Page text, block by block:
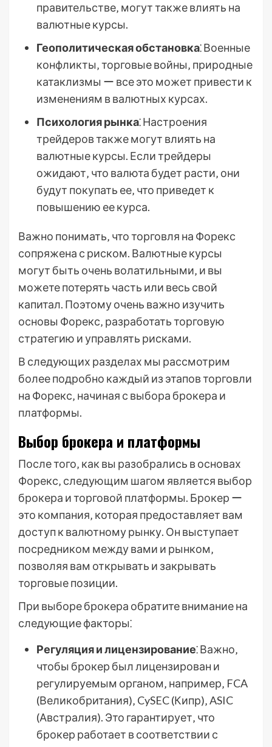
правительстве‚ могут также влиять на
валютные курсы.
Геополитическая обстановка⁚ Военные
конфликты‚ торговые войны‚ природные
катаклизмы ー все это может привести к
изменениям в валютных курсах.
Психология рынка⁚ Настроения
трейдеров также могут влиять на
валютные курсы. Если трейдеры
ожидают‚ что валюта будет расти‚ они
будут покупать ее‚ что приведет к
повышению ее курса.
Важно понимать‚ что торговля на Форекс
сопряжена с риском. Валютные курсы
могут быть очень волатильными‚ и вы
можете потерять часть или весь свой
капитал. Поэтому очень важно изучить
основы Форекс‚ разработать торговую
стратегию и управлять рисками.
В следующих разделах мы рассмотрим
более подробно каждый из этапов торговли
на Форекс‚ начиная с выбора брокера и
платформы.
Выбор брокера и платформы
После того‚ как вы разобрались в основах
Форекс‚ следующим шагом является выбор
брокера и торговой платформы. Брокер ー
это компания‚ которая предоставляет вам
доступ к валютному рынку. Он выступает
посредником между вами и рынком‚
позволяя вам открывать и закрывать
торговые позиции.
При выборе брокера обратите внимание на
следующие факторы⁚
Регуляция и лицензирование⁚ Важно‚
чтобы брокер был лицензирован и
регулируемым органом‚ например‚ FCA
(Великобритания)‚ CySEC (Кипр)‚ ASIC
(Австралия). Это гарантирует‚ что
брокер работает в соответствии с